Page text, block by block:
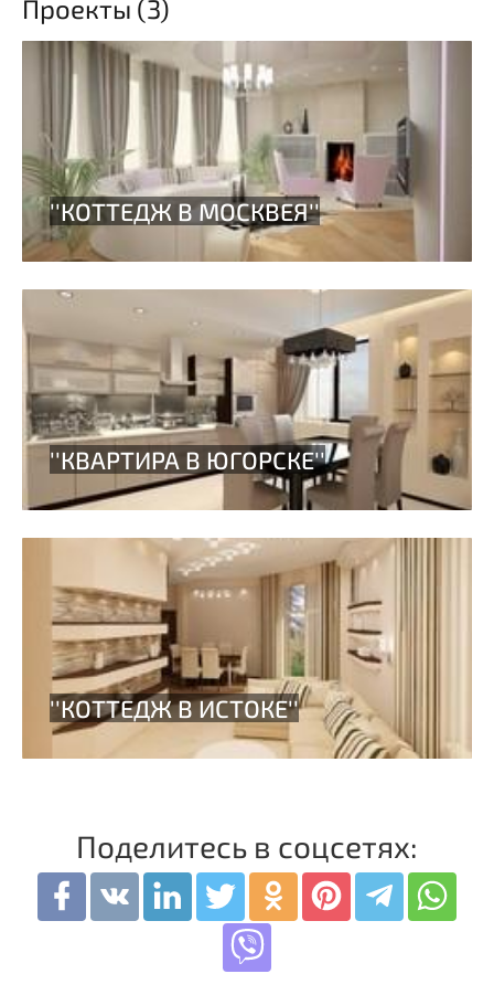
Проекты (3)
Поделитесь в соцсетях: